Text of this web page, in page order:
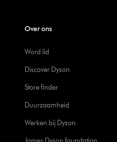
Over ons
Word lid
Discover Dyson
Store finder
Duurzaamheid
Werken bij Dyson